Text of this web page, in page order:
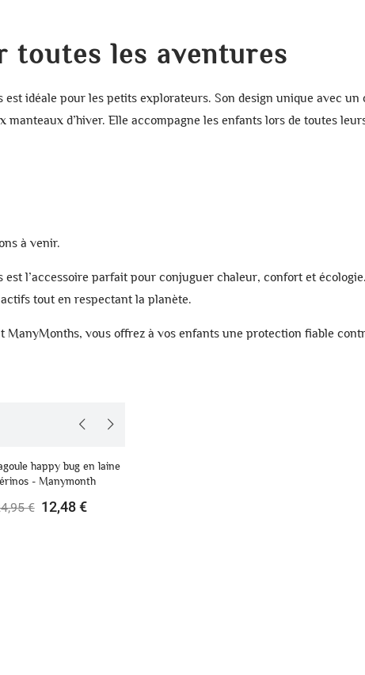
toutes les aventures
est idéale pour les petits explorateurs. Son design unique avec
d’hiver. Elle accompagne les enfants lors de toutes
à venir.
est l’accessoire parfait pour conjuguer chaleur, confortetécologie
tout en respectant la planète.
ManyMonths, vous offrez à vos enfants une protection fiable
happy bug en laine
- Manymonth
€ 12,48 €